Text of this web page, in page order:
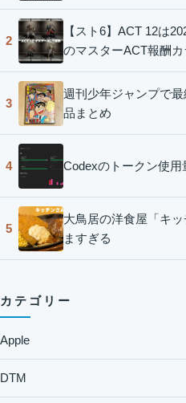
2
【スト6】ACT 12は
のマスターACT報酬
3
週刊少年ジャンプで
品まとめ
4 Codexのトークン使
5
大鳥居の洋食屋「キ
ますぎる
カテゴリー
Apple
DTM